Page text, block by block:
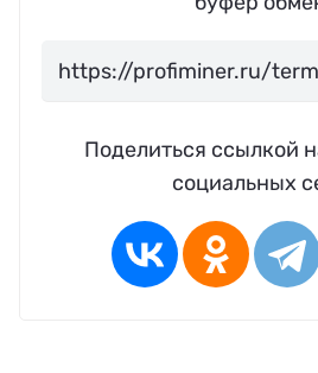
Поделиться ссылкой
социальных